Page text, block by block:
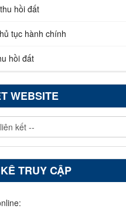
hồi đất
tục hành chính
hồi đất
WEBSITE
TRUY CẬP